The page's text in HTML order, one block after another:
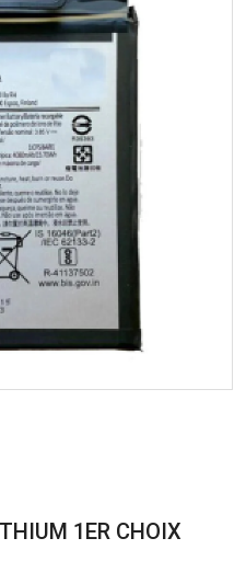
1ER CHOIX